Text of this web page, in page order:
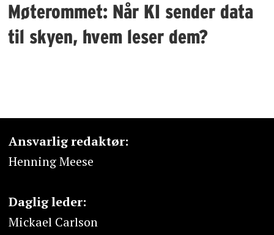
Møterommet: Når KI sender data
til skyen, hvem leser dem?
Ansvarlig redaktør:
Henning Meese
Daglig leder:
Mickael Carlson